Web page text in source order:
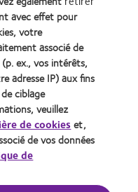
Learn
more
2012
REBRAND
100®
Award
(2012)
de confidentialité
à l'espace
les préférences relatives
consentement
avec effet pour
votre
associé de
ex., vos intérêts,
adresse IP) aux fins
ciblage
veuillez
de cookieset,
de vos données
de